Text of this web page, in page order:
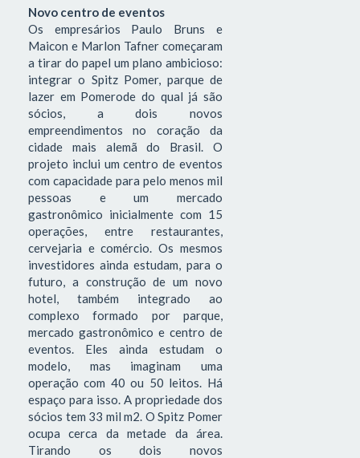
Novo centro de eventos
Os empresários Paulo Bruns e
Maicon e Marlon Tafner começaram
a tirar do papel um plano ambicioso:
integrar o Spitz Pomer, parque de
lazer em Pomerode do qual já são
sócios, a dois novos
empreendimentos no coração da
cidade mais alemã do Brasil. O
projeto inclui um centro de eventos
com capacidade para pelo menos mil
pessoas e um mercado
gastronômico inicialmente com 15
operações, entre restaurantes,
cervejaria e comércio. Os mesmos
investidores ainda estudam, para o
futuro, a construção de um novo
hotel, também integrado ao
complexo formado por parque,
mercado gastronômico e centro de
eventos. Eles ainda estudam o
modelo, mas imaginam uma
operação com 40 ou 50 leitos. Há
espaço para isso. A propriedade dos
sócios tem 33 mil m2. O Spitz Pomer
ocupa cerca da metade da área.
Tirando os dois novos